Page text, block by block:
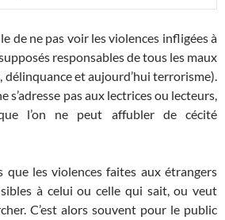
de ne pas voir les violences infligées à
responsables de tous les maux
délinquance et aujourd’hui terrorisme).
s’adresse pas aux lectrices ou lecteurs,
l’on ne peut affubler de cécité
que les violences faites aux étrangers
à celui ou celle qui sait, ou veut
C’est alors souvent pour le public